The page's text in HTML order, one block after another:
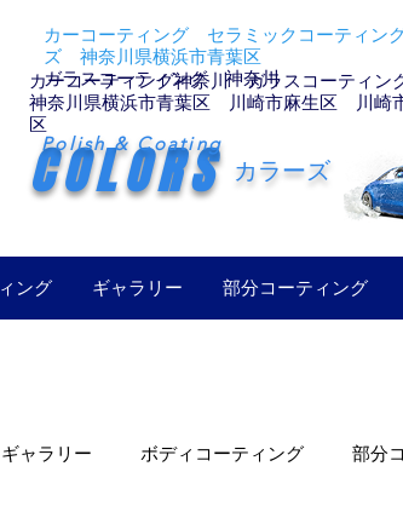
カーコーティング セラミックコーティ
ズ 神奈川県横浜市青葉区
ガラスコーティング 神奈川
カーコーティング神奈川 ガラスコーティ
神奈川県横浜市青葉区 川崎市麻生区 川崎
区
COLORS
Polish & Coating
カラーズ
ング ギャラリー 部分コーティング
ギャラリー ボディコーティング 部分